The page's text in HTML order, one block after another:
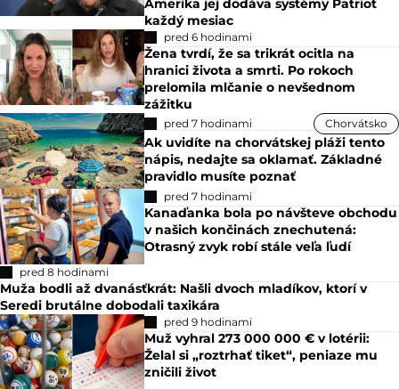
Amerika jej dodáva systémy Patriot
každý mesiac
pred 6 hodinami
Žena tvrdí, že sa trikrát ocitla na
hranici života a smrti. Po rokoch
prelomila mlčanie o nevšednom
zážitku
pred 7 hodinami Chorvátsko
Ak uvidíte na chorvátskej pláži tento
nápis, nedajte sa oklamať. Základné
pravidlo musíte poznať
pred 7 hodinami
Kanaďanka bola po návšteve obchodu
v našich končinách znechutená:
Otrasný zvyk robí stále veľa ľudí
pred 8 hodinami
Muža bodli až dvanásťkrát: Našli dvoch mladíkov, ktorí v
Seredi brutálne dobodali taxikára
pred 9 hodinami
Muž vyhral 273 000 000 € v lotérii:
Želal si „roztrhať tiket“, peniaze mu
zničili život